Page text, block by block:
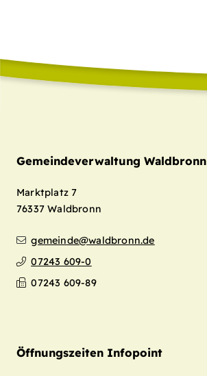
Gemeindeverwaltung Waldbronn
Marktplatz 7
76337 Waldbronn
gemeinde@waldbronn.de
07243 609-0
07243 609-89
Öffnungszeiten Infopoint